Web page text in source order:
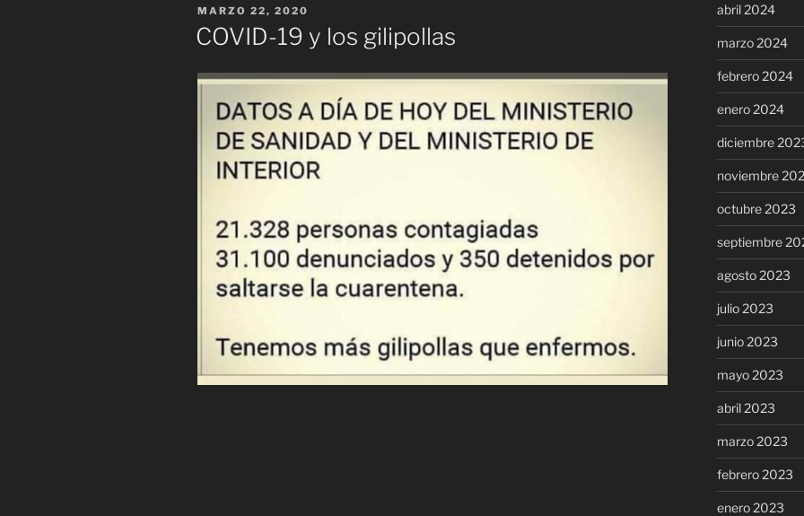
PUBLICADO
EL
MARZO 22, 2020
COVID-19 y los gilipollas
abril 2024
marzo 2024
febrero 2024
enero 2024
diciembre
noviembre
octubre 2023
septiembre
agosto 2023
julio 2023
junio 2023
mayo 2023
abril 2023
marzo 2023
febrero 2023
enero 2023